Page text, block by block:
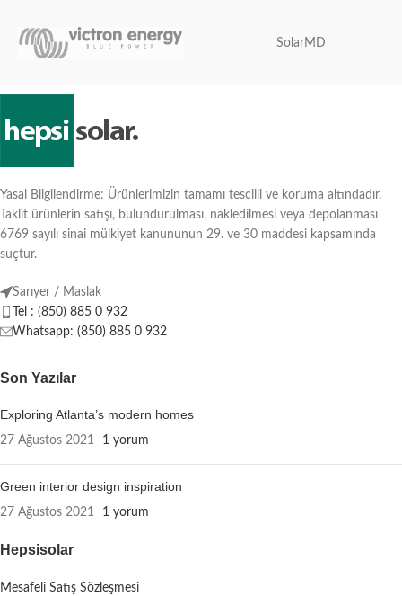
SolarMD
Yasal Bilgilendirme: Ürünlerimizin tamamı tescilli ve koruma altındadır.
Taklit ürünlerin satışı, bulundurulması, nakledilmesi veya depolanması
6769 sayılı sinai mülkiyet kanununun 29. ve 30 maddesi kapsamında
suçtur.
Sarıyer / Maslak
Tel : (850) 885 0 932
Whatsapp: (850) 885 0 932
Son Yazılar
Exploring Atlanta’s modern homes
27 Ağustos 2021 1 yorum
Green interior design inspiration
27 Ağustos 2021 1 yorum
Hepsisolar
Mesafeli Satış Sözleşmesi